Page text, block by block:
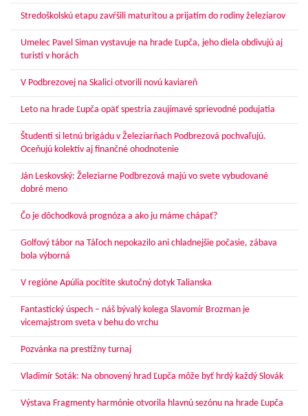
Stredoškolskú etapu zavŕšili maturitou a prijatím do rodiny železiarov
Umelec Pavel Siman vystavuje na hrade Ľupča, jeho diela obdivujú aj
turisti v horách
V Podbrezovej na Skalici otvorili novú kaviareň
Leto na hrade Ľupča opäť spestria zaujímavé sprievodné podujatia
Študenti si letnú brigádu v Železiarňach Podbrezová pochvaľujú.
Oceňujú kolektív aj finančné ohodnotenie
Ján Leskovský: Železiarne Podbrezová majú vo svete vybudované
dobré meno
Čo je dôchodková prognóza a ako ju máme chápať?
Golfový tábor na Táľoch nepokazilo ani chladnejšie počasie, zábava
bola výborná
V regióne Apúlia pocítite skutočný dotyk Talianska
Fantastický úspech – náš bývalý kolega Slavomír Brozman je
vicemajstrom sveta v behu do vrchu
Pozvánka na prestížny turnaj
Vladimír Soták: Na obnovený hrad Ľupča môže byť hrdý každý Slovák
Výstava Fragmenty harmónie otvorila hlavnú sezónu na hrade Ľupča